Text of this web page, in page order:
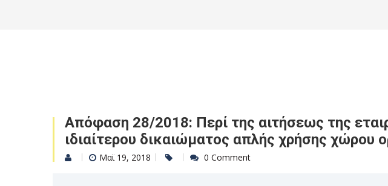
Απόφαση 28/2018: Περί της αιτήσεως της
ιδιαίτερου δικαιώματος απλής χρήσης χώρου
Μαϊ 19, 2018 0 Comment